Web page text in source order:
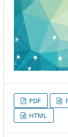
PDF
HTML